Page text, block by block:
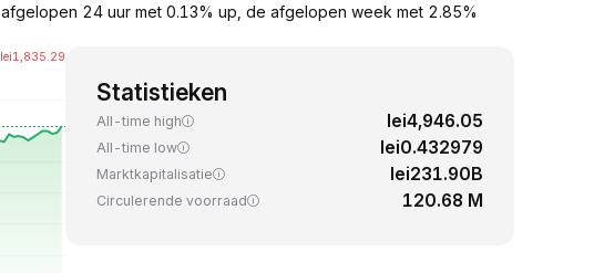
24 uur met 0.13% up, de afgelopen week met 2.85%
lei1,835.29
Statistieken
All-time high lei4,946.05
All-time low lei0.432979
Marktkapitalisatie lei231.90B
Circulerende voorraad 120.68 M